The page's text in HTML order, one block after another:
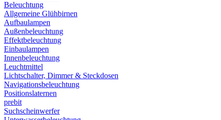
Beleuchtung
Allgemeine Glühbirnen
Aufbaulampen
Außenbeleuchtung
Effektbeleuchtung
Einbaulampen
Innenbeleuchtung
Leuchtmittel
Lichtschalter, Dimmer & Steckdosen
Navigationsbeleuchtung
Positionslaternen
prebit
Suchscheinwerfer